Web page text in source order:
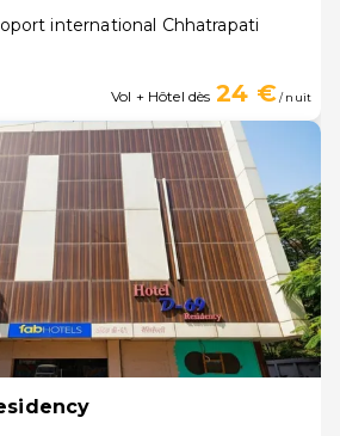
international Chhatrapati
Vol + Hôtel dès 24 €/ nuit